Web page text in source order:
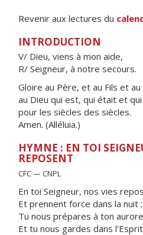
Revenir aux lectures du
INTRODUCTION
V/ Dieu, viens à mon aide,
R/ Seigneur, à notre secours.
Gloire au Père, et au Fils et
au Dieu qui est, qui était et
pour les siècles des siècles.
Amen. (Alléluia.)
HYMNE : EN TOI
REPOSENT
CFC — CNPL
En toi Seigneur, nos vies
Et prennent force dans la nuit ;
Tu nous prépares à ton aurore
Et tu nous gardes dans